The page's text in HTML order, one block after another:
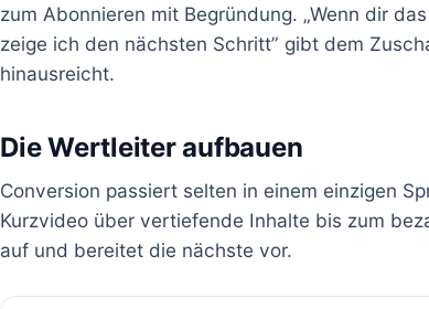
zum Abonnieren mit Begründung. „Wenn dir
zeige ich den nächsten Schritt” gibt dem
hinausreicht.
Die Wertleiter aufbauen
Conversion passiert selten in einem einzigen
Kurzvideo über vertiefende Inhalte bis zum
auf und bereitet die nächste vor.